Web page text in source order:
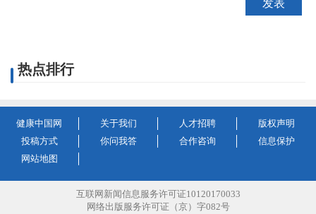
热点排行
健康中国网 关于我们 人才招聘
版权声明
投稿方式
你问我答 合作咨询
信息保护
网站地图
互联网新闻信息服务许可证10120170033
网络出版服务许可证（京）字082号